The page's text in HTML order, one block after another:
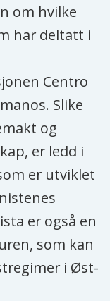
om hvilke
har deltatt i
Centro
Slike
og
er ledd i
er utviklet
er også en
som kan
i Øst-